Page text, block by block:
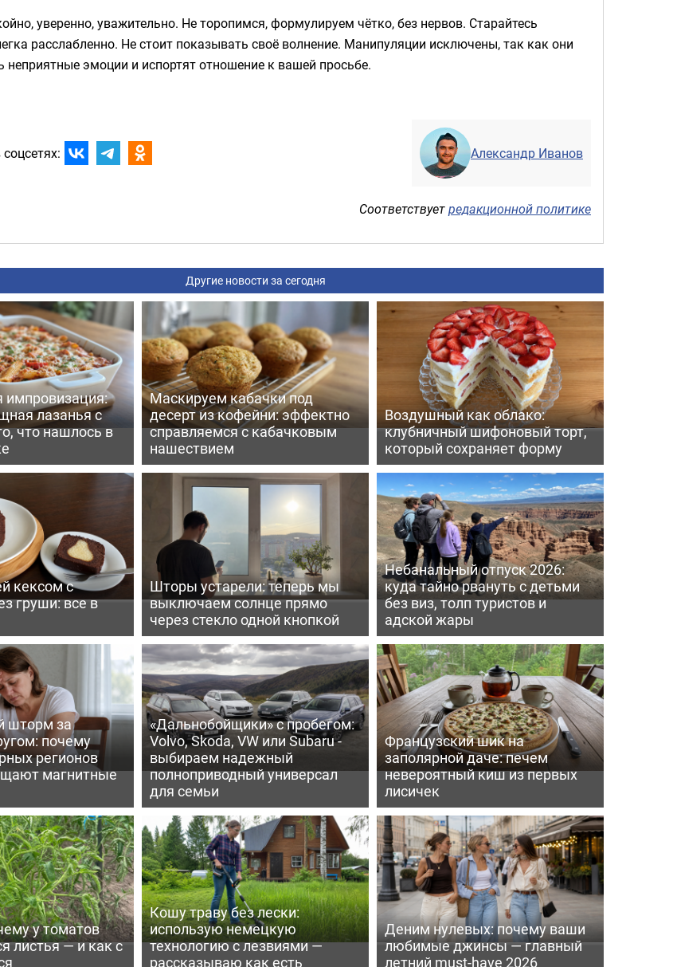
уверенно, уважительно. Не торопимся, формулируем чётко, без нервов. Старайтесь
расслабленно. Не стоит показывать своё волнение. Манипуляции исключены, так как они
неприятные эмоции и испортят отношение к вашей просьбе.
Александр Иванов
Соответствуетредакционной политике
Другие новости за сегодня
импровизация:
лазанья с
что нашлось в
Маскируем кабачки под
десерт из кофейни: эффектно
справляемся с кабачковым
нашествием
Воздушный как облако:
клубничный шифоновый торт,
который сохраняет форму
кексом с
груши: все в
Шторы устарели: теперь мы
выключаем солнце прямо
через стекло одной кнопкой
Небанальный отпуск 2026:
куда тайно рвануть с детьми
без виз, толп туристов и
адской жары
шторм за
почему
регионов
магнитные
«Дальнобойщики» с пробегом:
Volvo, Skoda, VW или Subaru -
выбираем надежный
полноприводный универсал
для семьи
Французский шик на
заполярной даче: печем
невероятный киш из первых
лисичек
у томатов
листья — и как с
Кошу траву без лески:
использую немецкую
технологию с лезвиями —
рассказываю как есть
Деним нулевых: почему ваши
любимые джинсы — главный
летний must-have 2026